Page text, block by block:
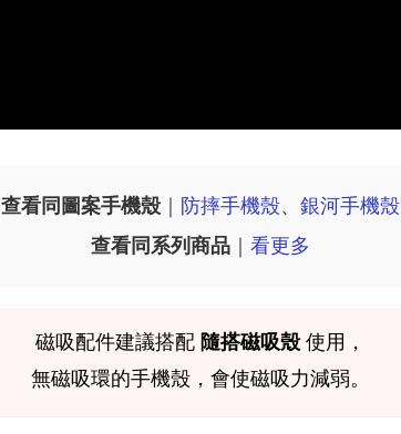
查看同圖案手機殼｜ 防摔手機殼、 銀河手機殼
查看同系列商品
看更多
磁吸配件建議搭配 隨搭磁吸殼使用，
無磁吸環的手機殼，會使磁吸力減弱。